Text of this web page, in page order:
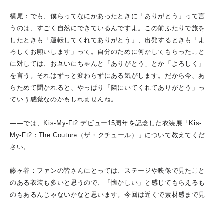
横尾：でも、僕らってなにかあったときに「ありがとう」って言
うのは、すごく自然にできているんですよ。この前ふたりで旅を
したときも「運転してくれてありがとう」、出発するときも「よ
ろしくお願いします」って。自分のために何かしてもらったこと
に対しては、お互いにちゃんと「ありがとう」とか「よろしく」
を言う。それはずっと変わらずにある気がします。だから今、あ
らためて聞かれると、やっぱり「隣にいてくれてありがとう」っ
ていう感覚なのかもしれませんね。
――では、Kis-My-Ft2 デビュー15周年を記念した衣装展「Kis-
My-Ft2：The Couture（ザ・クチュール）」について教えてくだ
さい。
藤ヶ谷：ファンの皆さんにとっては、ステージや映像で見たこと
のある衣装も多いと思うので、「懐かしい」と感じてもらえるも
のもあるんじゃないかなと思います。今回は近くで素材感まで見